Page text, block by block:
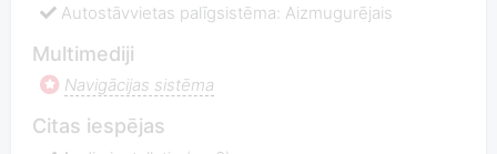
Autostāvvietas palīgsistēma: Aizmugurējais
Multimediji
Navigācijas sistēma
Citas iespējas